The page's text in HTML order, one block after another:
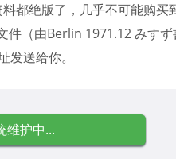
都绝版了，几乎不可能购买
件（由Berlin 1971.12 みすず
送给你。
维护中...